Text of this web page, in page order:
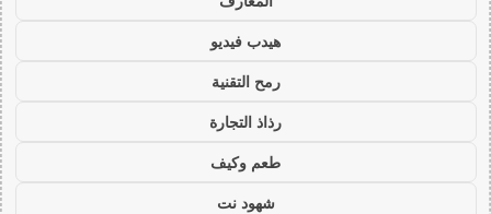
هيدب فيديو
رمح التقنية
رذاذ التجارة
طعم وكيف
شهود نت